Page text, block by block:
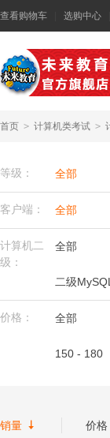
查看购物车 选购中心
首页 > 计算机类考试 >
等级： 全部
客户端： 全部
计算机二
级：
全部
二级MySQL
价格： 全部
150 - 180
销量  价格